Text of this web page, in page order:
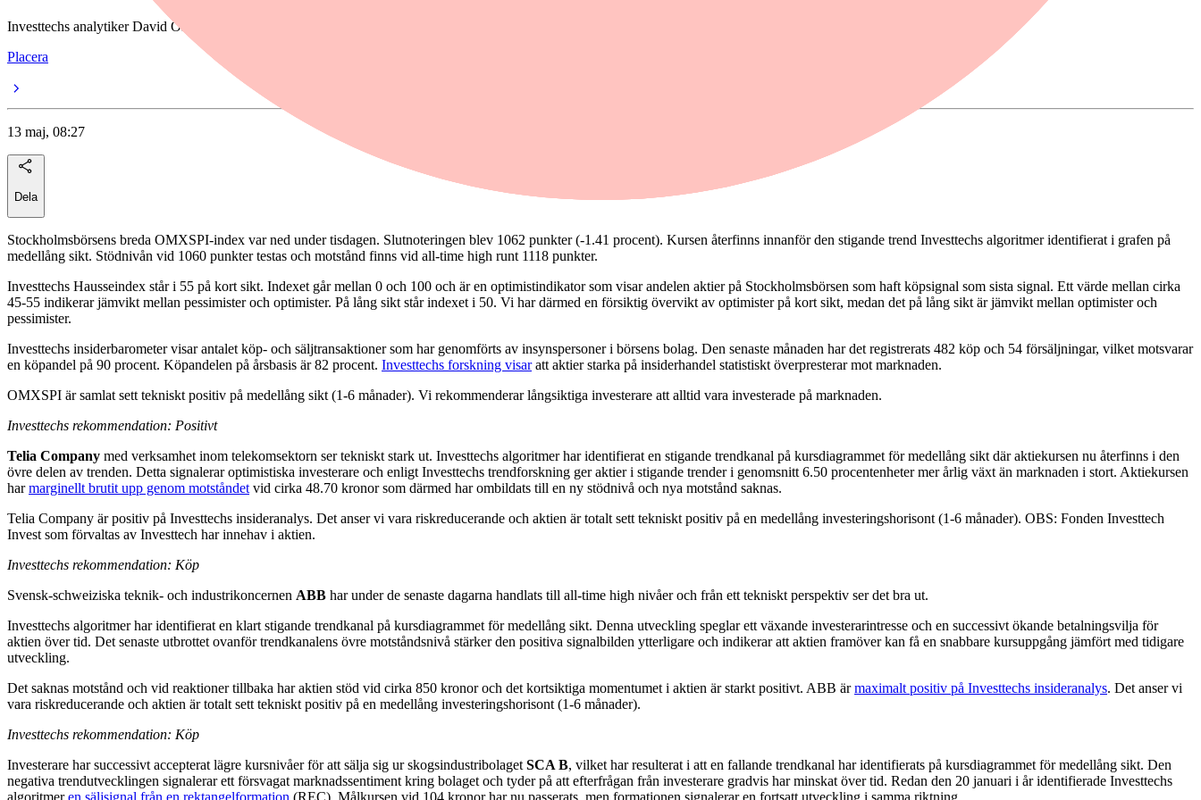
Investtechs analytiker David Östblad lyfter fram två köpvärda aktier, och säljstämplar SCA.
Placera
13 maj, 08:27
Dela
Stockholmsbörsens breda OMXSPI-index var ned under tisdagen. Slutnoteringen blev 1062 punkter (-1.41 procent). Kursen återfinns innanför den stigande trend Investtechs algoritmer identifierat i grafen på
medellång sikt. Stödnivån vid 1060 punkter testas och motstånd finns vid all-time high runt 1118 punkter.
Investtechs Hausseindex står i 55 på kort sikt. Indexet går mellan 0 och 100 och är en optimistindikator som visar andelen aktier på Stockholmsbörsen som haft köpsignal som sista signal. Ett värde mellan cirka
45-55 indikerar jämvikt mellan pessimister och optimister. På lång sikt står indexet i 50. Vi har därmed en försiktig övervikt av optimister på kort sikt, medan det på lång sikt är jämvikt mellan optimister och
pessimister.
Investtechs insiderbarometer visar antalet köp- och säljtransaktioner som har genomförts av insynspersoner i börsens bolag. Den senaste månaden har det registrerats 482 köp och 54 försäljningar, vilket motsvarar
en köpandel på 90 procent. Köpandelen på årsbasis är 82 procent. Investtechs forskning visaratt aktier starka på insiderhandel statistiskt överpresterar mot marknaden.
OMXSPI är samlat sett tekniskt positiv på medellång sikt (1-6 månader). Vi rekommenderar långsiktiga investerare att alltid vara investerade på marknaden.
Investtechs rekommendation: Positivt
Telia Company med verksamhet inom telekomsektorn ser tekniskt stark ut. Investtechs algoritmer har identifierat en stigande trendkanal på kursdiagrammet för medellång sikt där aktiekursen nu återfinns i den
övre delen av trenden. Detta signalerar optimistiska investerare och enligt Investtechs trendforskning ger aktier i stigande trender i genomsnitt 6.50 procentenheter mer årlig växt än marknaden i stort. Aktiekursen
harmarginellt brutit upp genom motståndet vid cirka 48.70 kronor som därmed har ombildats till en ny stödnivå och nya motstånd saknas.
Telia Company är positiv på Investtechs insideranalys. Det anser vi vara riskreducerande och aktien är totalt sett tekniskt positiv på en medellång investeringshorisont (1-6 månader). OBS: Fonden Investtech
Invest som förvaltas av Investtech har innehav i aktien.
Investtechs rekommendation: Köp
Svensk-schweiziska teknik- och industrikoncernen ABB har under de senaste dagarna handlats till all-time high nivåer och från ett tekniskt perspektiv ser det bra ut.
Investtechs algoritmer har identifierat en klart stigande trendkanal på kursdiagrammet för medellång sikt. Denna utveckling speglar ett växande investerarintresse och en successivt ökande betalningsvilja för
aktien över tid. Det senaste utbrottet ovanför trendkanalens övre motståndsnivå stärker den positiva signalbilden ytterligare och indikerar att aktien framöver kan få en snabbare kursuppgång jämfört med tidigare
utveckling.
Det saknas motstånd och vid reaktioner tillbaka har aktien stöd vid cirka 850 kronor och det kortsiktiga momentumet i aktien är starkt positivt. ABB ärmaximalt positiv på Investtechs insideranalys. Det anser vi
vara riskreducerande och aktien är totalt sett tekniskt positiv på en medellång investeringshorisont (1-6 månader).
Investtechs rekommendation: Köp
Investerare har successivt accepterat lägre kursnivåer för att sälja sig ur skogsindustribolaget SCA B, vilket har resulterat i att en fallande trendkanal har identifierats på kursdiagrammet för medellång sikt. Den
negativa trendutvecklingen signalerar ett försvagat marknadssentiment kring bolaget och tyder på att efterfrågan från investerare gradvis har minskat över tid. Redan den 20 januari i år identifierade Investtechs
algoritmeren säljsignal från en rektangelformation (REC). Målkursen vid 104 kronor har nu passerats, men formationen signalerar en fortsatt utveckling i samma riktning.